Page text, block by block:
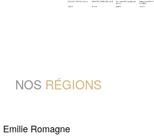
NOS RÉGIONS
Emilie Romagne